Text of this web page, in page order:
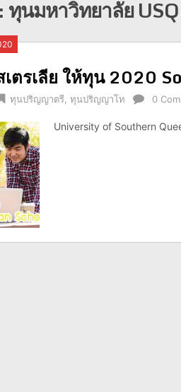
ทุนมหาวิทยาลัย USQ
เตรเลีย ให้ทุน 2020
ทุนปริญญาตรี ทุนปริญญาโท 0
University of Southern